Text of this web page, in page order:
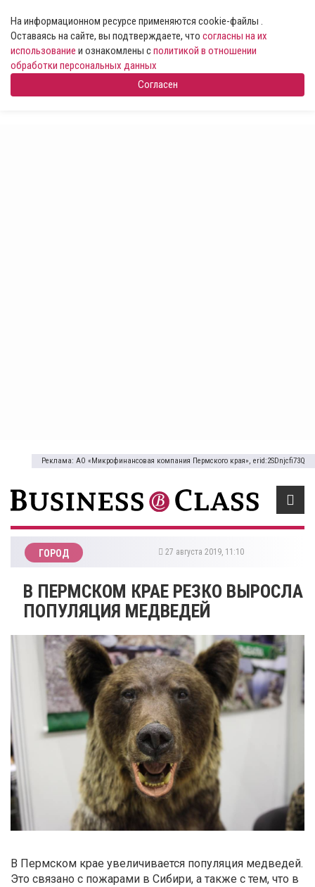
На информационном ресурсе применяются cookie-файлы .
Оставаясь на сайте, вы подтверждаете, что согласны на их
использование и ознакомлены сполитикой в отношении
обработки персональных данных
Согласен
Реклама: АО «Микрофинансовая компания Пермского края», erid:2SDnjcfi73Q
ГОРОД 27 августа 2019, 11:10
В ПЕРМСКОМ КРАЕ РЕЗКО ВЫРОСЛА
​ПОПУЛЯЦИЯ МЕДВЕДЕЙ
В Пермском крае увеличивается популяция медведей.
Это связано с пожарами в Сибири, а также с тем, что в